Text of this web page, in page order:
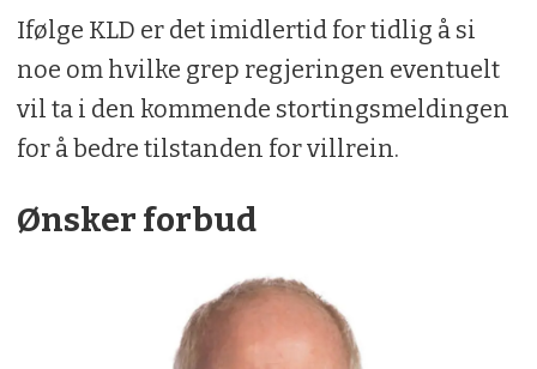
Ifølge KLD er det imidlertid for tidlig å si
noe om hvilke grep regjeringen eventuelt
vil ta i den kommende stortingsmeldingen
for å bedre tilstanden for villrein.
Ønsker forbud